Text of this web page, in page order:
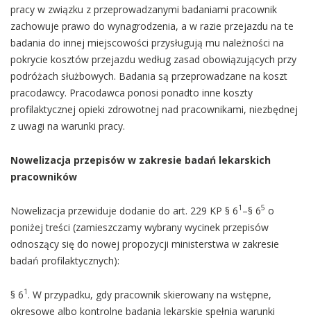
pracy w związku z przeprowadzanymi badaniami pracownik
zachowuje prawo do wynagrodzenia, a w razie przejazdu na te
badania do innej miejscowości przysługują mu należności na
pokrycie kosztów przejazdu według zasad obowiązujących przy
podróżach służbowych. Badania są przeprowadzane na koszt
pracodawcy. Pracodawca ponosi ponadto inne koszty
profilaktycznej opieki zdrowotnej nad pracownikami, niezbędnej
z uwagi na warunki pracy.
Nowelizacja przepisów w zakresie badań lekarskich
pracowników
Nowelizacja przewiduje dodanie do art. 229 KP § 61 –§ 65 o
poniżej treści (zamieszczamy wybrany wycinek przepisów
odnoszący się do nowej propozycji ministerstwa w zakresie
badań profilaktycznych):
§ 61 . W przypadku, gdy pracownik skierowany na wstępne,
okresowe albo kontrolne badania lekarskie spełnia warunki